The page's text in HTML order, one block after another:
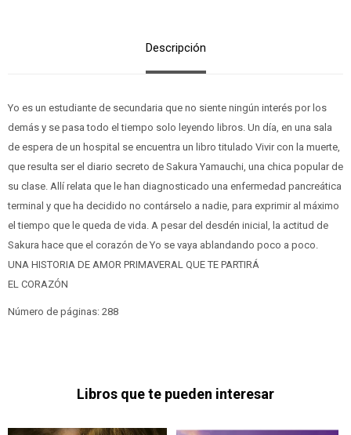
Descripción
Yo es un estudiante de secundaria que no siente ningún interés por los
demás y se pasa todo el tiempo solo leyendo libros. Un día, en una sala
de espera de un hospital se encuentra un libro titulado Vivir con la muerte,
que resulta ser el diario secreto de Sakura Yamauchi, una chica popular de
su clase. Allí relata que le han diagnosticado una enfermedad pancreática
terminal y que ha decidido no contárselo a nadie, para exprimir al máximo
el tiempo que le queda de vida. A pesar del desdén inicial, la actitud de
Sakura hace que el corazón de Yo se vaya ablandando poco a poco.
UNA HISTORIA DE AMOR PRIMAVERAL QUE TE PARTIRÁ
EL CORAZÓN
Número de páginas: 288
Libros que te pueden interesar